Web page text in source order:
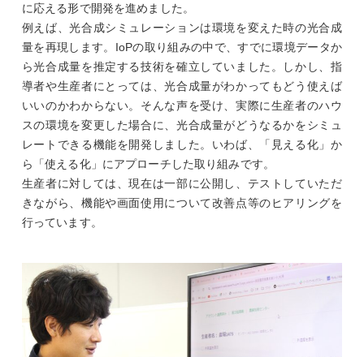
に応える形で開発を進めました。
例えば、光合成シミュレーションは環境を変えた時の光合成
量を再現します。IoPの取り組みの中で、すでに環境データか
ら光合成量を推定する技術を確立していました。しかし、指
導者や生産者にとっては、光合成量がわかってもどう使えば
いいのかわからない。そんな声を受け、実際に生産者のハウ
スの環境を変更した場合に、光合成量がどうなるかをシミュ
レートできる機能を開発しました。いわば、「見える化」か
ら「使える化」にアプローチした取り組みです。
生産者に対しては、現在は一部に公開し、テストしていただ
きながら、機能や画面使用について改善点等のヒアリングを
行っています。